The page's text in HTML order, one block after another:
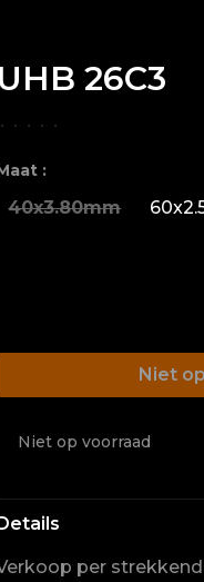
UHB 26C3
• • • • •
:
40x3.80mm
Niet
Niet op voorraad
per